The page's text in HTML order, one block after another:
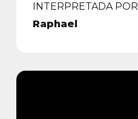
INTERPRETADA POR
Raphael